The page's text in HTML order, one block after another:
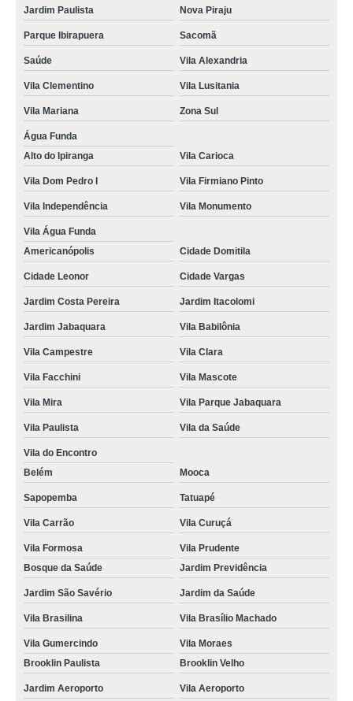
onde faz renovação cnh categoria b Jardim São Caetano
locais de renovação de cnh vencida Praça da Arvore
agendamento renovação cnh orçamento Vila Água Funda
onde faz renovação da cnh São Caetano do Sul
onde faz renovação da cnh vencida Cidade Jardim
renovação do cnh orçamento Vila Brasílio Machado
renovação cnh categoria b Liberdade
locais de renovação da cnh Aclimação
locais de renovação cnh agendamento Vila São José
locais de renovação da cnh Vila Moraes
renovação cnh a Jardim Maria Estela
renovação cnh categoria b orçamento Vila Formosa
renovação cnh atrasada Vila Romano
renovação cnh atrasada orçamento Paraíso
onde fazer renovação cnh a Santo André
locais de renovação cnh a Vila Dom Pedro I
locais de renovação cnh categoria b Vila Sacomã
onde fazer renovação cnh atrasada Jardim Clímax
renovação cnh bloqueada Jardim Oriental
onde faz agendamento renovação cnh Cambuci
renovação cnh categoria b orçamento Mauá
onde faz renovação cnh agendamento Jardim São Caetano
onde fazer renovação cnh categoria b Mauá
onde fazer renovação de cnh vencida Mooca
Jardim Paulista Nova Piraju
Parque Ibirapuera Sacomã
Saúde Vila Alexandria
Vila Clementino Vila Lusitania
Vila Mariana Zona Sul
Água Funda
Alto do Ipiranga
Vila Carioca
Vila Dom Pedro I Vila Firmiano Pinto
Vila Independência Vila Monumento
Vila Água Funda
Americanópolis
Cidade Domitila
Cidade Leonor Cidade Vargas
Jardim Costa Pereira Jardim Itacolomi
Jardim Jabaquara Vila Babilônia
Vila Campestre Vila Clara
Vila Facchini Vila Mascote
Vila Mira Vila Parque Jabaquara
Vila Paulista Vila da Saúde
Vila do Encontro
Belém
Mooca
Sapopemba Tatuapé
Vila Carrão Vila Curuçá
Vila Formosa
Vila Prudente
Bosque da Saúde
Jardim Previdência
Jardim São Savério Jardim da Saúde
Vila Brasilina Vila Brasílio Machado
Vila Gumercindo
Vila Moraes
Brooklin Paulista
Brooklin Velho
Jardim Aeroporto Vila Aeroporto